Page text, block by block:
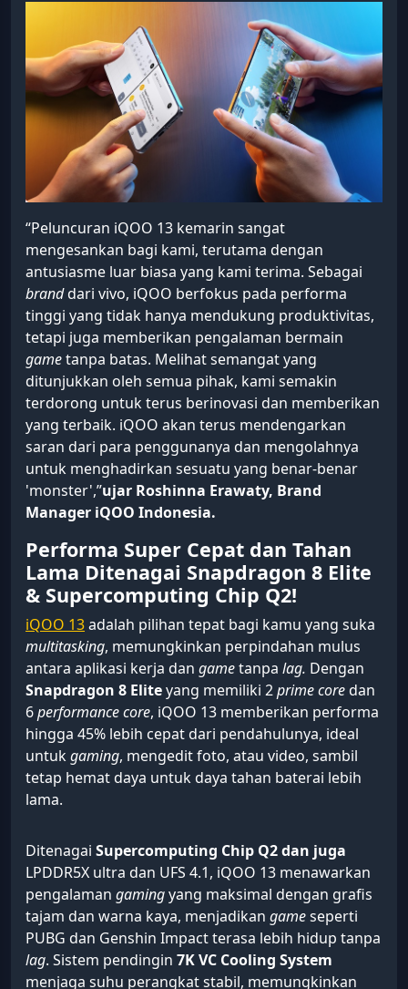
“Peluncuran iQOO 13 kemarin sangat
mengesankan bagi kami, terutama dengan
antusiasme luar biasa yang kami terima. Sebagai
branddari vivo, iQOO berfokus pada performa
tinggi yang tidak hanya mendukung produktivitas,
tetapi juga memberikan pengalaman bermain
gametanpa batas. Melihat semangat yang
ditunjukkan oleh semua pihak, kami semakin
terdorong untuk terus berinovasi dan memberikan
yang terbaik. iQOO akan terus mendengarkan
saran dari para penggunanya dan mengolahnya
untuk menghadirkan sesuatu yang benar-benar
'monster',”ujar Roshinna Erawaty, Brand
Manager iQOO Indonesia.
Performa Super Cepat dan Tahan
Lama Ditenagai Snapdragon 8 Elite
& Supercomputing Chip Q2!
iQOO 13adalah pilihan tepat bagi kamu yang suka
multitasking, memungkinkan perpindahan mulus
antara aplikasi kerja dan gametanpa lag. Dengan
Snapdragon 8 Eliteyang memiliki 2prime coredan
6performance core, iQOO 13 memberikan performa
hingga 45% lebih cepat dari pendahulunya, ideal
untukgaming, mengedit foto, atau video, sambil
tetap hemat daya untuk daya tahan baterai lebih
lama.
Ditenagai Supercomputing Chip Q2 dan juga
LPDDR5X ultra dan UFS 4.1, iQOO 13 menawarkan
pengalaman gamingyang maksimal dengan grafis
tajam dan warna kaya, menjadikan gameseperti
PUBG dan Genshin Impact terasa lebih hidup tanpa
lag. Sistem pendingin 7K VC Cooling System
menjaga suhu perangkat stabil, memungkinkan